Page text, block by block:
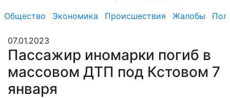
Общество Экономика Происшествия Жалобы
07.01.2023
Пассажир иномарки погиб в
массовом ДТП под Кстовом 7
января